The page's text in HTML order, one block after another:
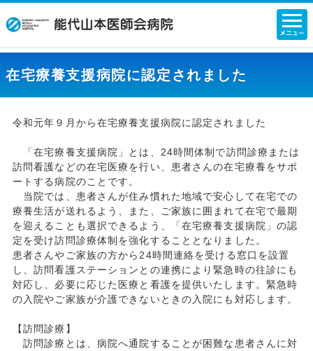
在宅療養支援病院に認定されました
令和元年９月から在宅療養支援病院に認定されました
「在宅療養支援病院」とは、24時間体制で訪問診療または
訪問看護などの在宅医療を行い、患者さんの在宅療養をサポ
ートする病院のことです。
当院では、患者さんが住み慣れた地域で安心して在宅での
療養生活が送れるよう、また、ご家族に囲まれて在宅で最期
を迎えることも選択できるよう、「在宅療養支援病院」の認
定を受け訪問診療体制を強化することとなりました。
患者さんやご家族の方から24時間連絡を受ける窓口を設置
し、訪問看護ステーションとの連携により緊急時の往診にも
対応し、必要に応じた医療と看護を提供いたします。緊急時
の入院やご家族が介護できないときの入院にも対応します。
【訪問診療】
訪問診療とは、病院へ通院することが困難な患者さんに対